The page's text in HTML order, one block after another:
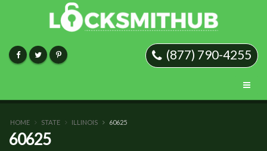
(877) 790-4255
HOME STATE ILLINOIS 60625
60625